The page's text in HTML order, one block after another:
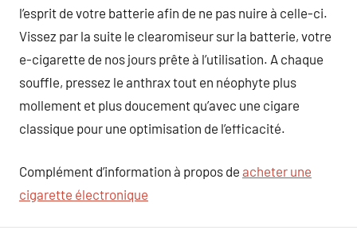
l’esprit de votre batterie afin de ne pas nuire à celle-ci.
Vissez par la suite le clearomiseur sur la batterie, votre
e-cigarette de nos jours prête à l’utilisation. A chaque
souffle, pressez le anthrax tout en néophyte plus
mollement et plus doucement qu’avec une cigare
classique pour une optimisation de l’efficacité.
Complément d’information à propos de acheter une
cigarette électronique